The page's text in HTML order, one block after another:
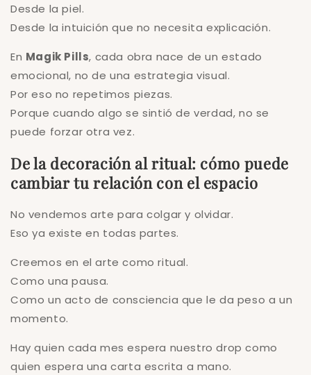
Desde la piel.
Desde la intuición que no necesita explicación.
En Magik Pills, cada obra nace de un estado
emocional, no de una estrategia visual.
Por eso no repetimos piezas.
Porque cuando algo se sintió de verdad, no se
puede forzar otra vez.
De la decoración al ritual: cómo puede
cambiar tu relación con el espacio
No vendemos arte para colgar y olvidar.
Eso ya existe en todas partes.
Creemos en el arte como ritual.
Como una pausa.
Como un acto de consciencia que le da peso a un
momento.
Hay quien cada mes espera nuestro drop como
quien espera una carta escrita a mano.